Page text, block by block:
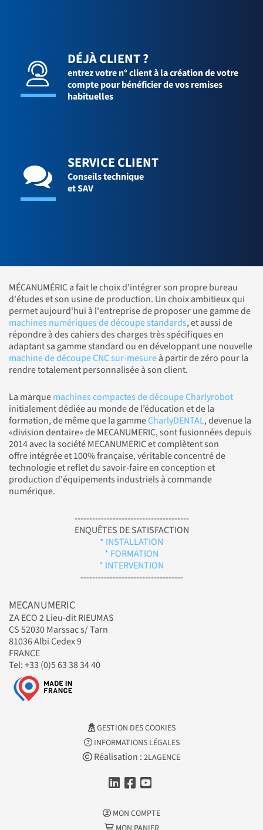
DÉJÀ CLIENT ?
entrez votre n° client à la création de votre
compte pour bénéficier de vos remises
habituelles
SERVICE CLIENT
Conseils technique
et SAV
MÉCANUMÉRIC a fait le choix d'intégrer son propre bureau
d'études et son usine de production. Un choix ambitieux qui
permet aujourd'hui à l'entreprise de proposer une gamme de
machines numériques de découpe standards, et aussi de
répondre à des cahiers des charges très spécifiques en
adaptant sa gamme standard ou en développant une nouvelle
machine de découpe CNC sur-mesureà partir de zéro pour la
rendre totalement personnalisée à son client.
La marquemachines compactes de découpe Charlyrobot
initialement dédiée au monde de l’éducation et de la
formation, de même que la gammeCharlyDENTAL, devenue la
«division dentaire» de MECANUMERIC, sont fusionnées depuis
2014 avec la société MECANUMERIC et complètent son
offre intégrée et 100% française, véritable concentré de
technologie et reflet du savoir-faire en conception et
production d'équipements industriels à commande
numérique.
---------------------------------------
ENQUÊTES DE SATISFACTION
* INSTALLATION
* FORMATION
* INTERVENTION
-----------------------------------
MECANUMERIC
ZA ECO 2 Lieu-dit RIEUMAS
CS 52030 Marssac s/ Tarn
81036 Albi Cedex 9
FRANCE
Tel: +33 (0)5 63 38 34 40
GESTION DES COOKIES
INFORMATIONS LÉGALES
Réalisation : 2LAGENCE
MON COMPTE